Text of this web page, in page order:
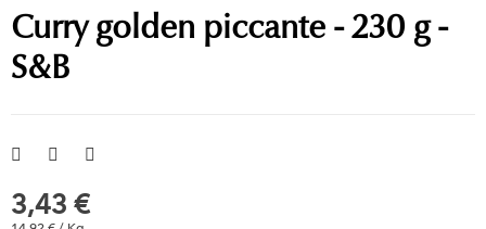
Curry golden piccante - 230 g -
S&B
3,43 €